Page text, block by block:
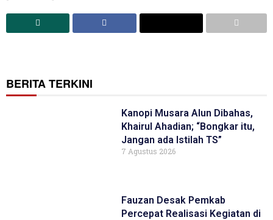
BERITA TERKINI
Kanopi Musara Alun Dibahas,
Khairul Ahadian; “Bongkar itu,
Jangan ada Istilah TS”
7 Agustus 2026
Fauzan Desak Pemkab
Percepat Realisasi Kegiatan di